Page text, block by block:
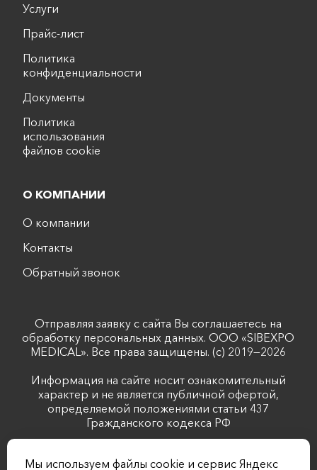
Услуги
Прайс-лист
Политика
конфиденциальности
Документы
Политика
использования
файлов cookie
О КОМПАНИИ
О компании
Контакты
Обратный звонок
Отправляя заявку с сайта Вы соглашаетесь на
обработку персональных данных. ООО «SIBEXPO
MEDICAL». Все права защищены. (с) 2019—2026
Информация на сайте носит ознакомительный
характер и не является публичной офертой,
определяемой положениями статьи 437
Гражданского кодекса РФ
комитетом по лицензированию Томской области от
Мы используем файлы cookie и сервис Яндекс